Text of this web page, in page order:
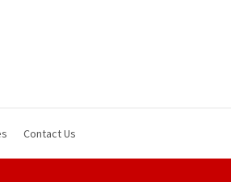
Contact Us